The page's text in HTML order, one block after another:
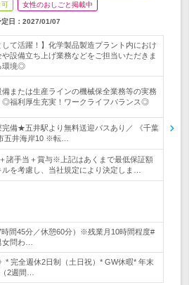
可 女性のおしごと掲載中
日： 2027/01/07
して活躍！】化学製品製造プラント内におけ
設備立ち上げ業務などをご担当いただきま
環境◎
備または生産ラインの機械保全業務等の実務
◎福利厚生充実！ワークライフバランス◎
完備★五井駅より無料送迎バスあり／ 《千葉
五井海岸10 ※転…
諸手当＋賞与※上記はあくまで最低保証額
を考慮し、当社規定により決定しま…
時間45分／休憩60分）※残業月10時間程度#
問わ…
* 完全週休2日制（土日祝）* GW休暇* 年末
2週間…